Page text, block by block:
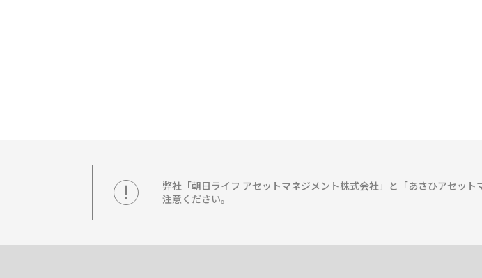
弊社「朝日ライフ アセットマネジメント株式会社」と「あさひアセッ
注意ください。